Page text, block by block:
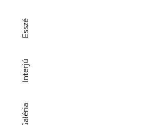
Galéria
Interjú
Esszé